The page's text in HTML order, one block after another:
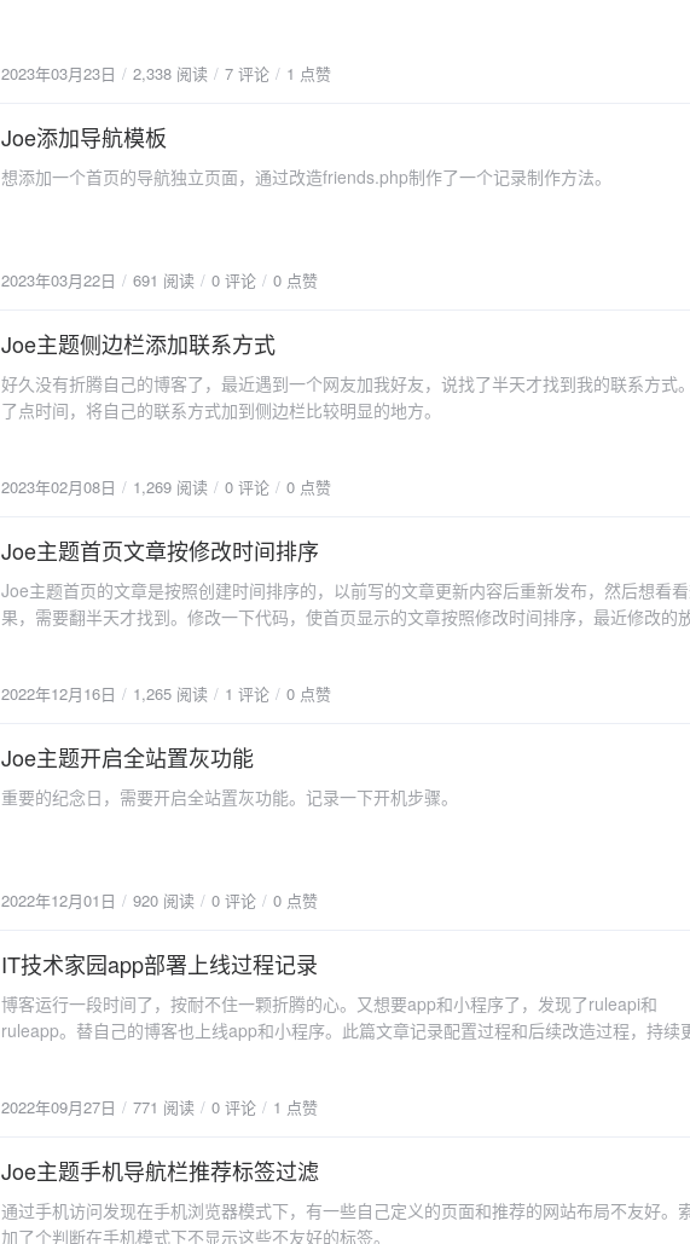
2023年03月23日 2,338 阅读 7 评论 1 点赞
2023-03-22
Joe添加导航模板
想添加一个首页的导航独立页面，通过改造friends.php制作了一个记录制作方法。
2023年03月22日 691 阅读 0 评论 0 点赞
2023-02-08
Joe主题侧边栏添加联系方式
好久没有折腾自己的博客了，最近遇到一个网友加我好友，说找了半天才找到我的联系方式
了点时间，将自己的联系方式加到侧边栏比较明显的地方。
2023年02月08日 1,269 阅读 0 评论 0 点赞
2022-12-16
Joe主题首页文章按修改时间排序
Joe主题首页的文章是按照创建时间排序的，以前写的文章更新内容后重新发布，然后想看
果，需要翻半天才找到。修改一下代码，使首页显示的文章按照修改时间排序，最近修改的
2022年12月16日 1,265 阅读 1 评论 0 点赞
2022-12-01
Joe主题开启全站置灰功能
重要的纪念日，需要开启全站置灰功能。记录一下开机步骤。
2022年12月01日 920 阅读 0 评论 0 点赞
2022-09-27
IT技术家园app部署上线过程记录
博客运行一段时间了，按耐不住一颗折腾的心。又想要app和小程序了，发现了ruleapi和
ruleapp。替自己的博客也上线app和小程序。此篇文章记录配置过程和后续改造过程，持续
2022年09月27日 771 阅读 0 评论 1 点赞
2022-08-19
Joe主题手机导航栏推荐标签过滤
通过手机访问发现在手机浏览器模式下，有一些自己定义的页面和推荐的网站布局不友好。
加了个判断在手机模式下不显示这些不友好的标签。